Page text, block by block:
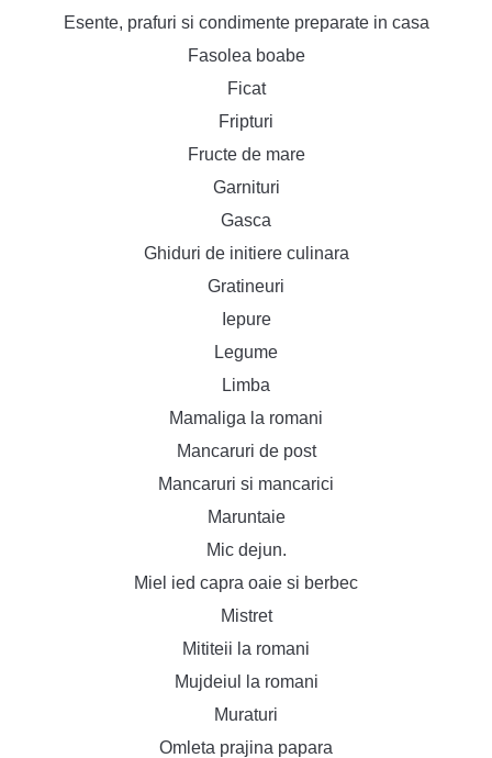
Esente, prafuri si condimente preparate in casa
Fasolea boabe
Ficat
Fripturi
Fructe de mare
Garnituri
Gasca
Ghiduri de initiere culinara
Gratineuri
Iepure
Legume
Limba
Mamaliga la romani
Mancaruri de post
Mancaruri si mancarici
Maruntaie
Mic dejun.
Miel ied capra oaie si berbec
Mistret
Mititeii la romani
Mujdeiul la romani
Muraturi
Omleta prajina papara